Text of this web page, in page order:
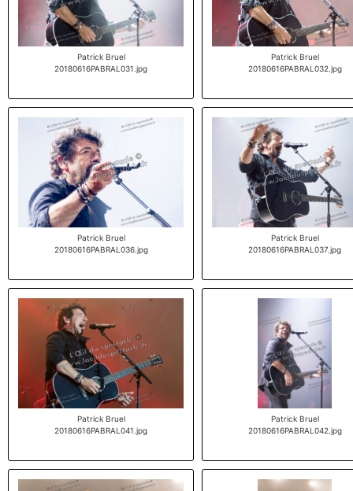
Patrick Bruel
20180616PABRAL031.jpg
Patrick Bruel
20180616PABRAL032.jpg
Patrick Bruel
20180616PABRAL036.jpg
Patrick Bruel
20180616PABRAL037.jpg
Patrick Bruel
20180616PABRAL041.jpg
Patrick Bruel
20180616PABRAL042.jpg